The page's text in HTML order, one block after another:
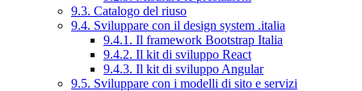
9.3. Catalogo del riuso
9.4. Sviluppare con il design system .italia
9.4.1. Il framework Bootstrap Italia
9.4.2. Il kit di sviluppo React
9.4.3. Il kit di sviluppo Angular
9.5. Sviluppare con i modelli di sito e servizi